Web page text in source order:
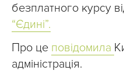
безплатного курсу
“Єдині”.
Про це повідомила
адміністрація.